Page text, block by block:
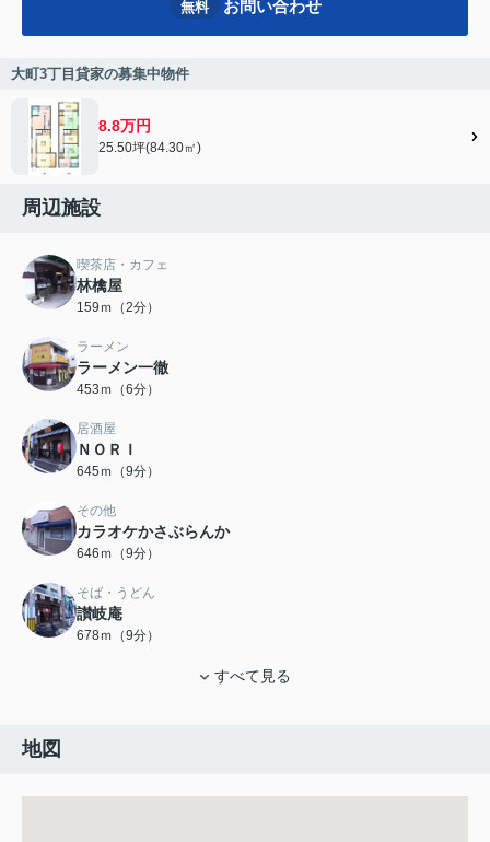
無料 お問い合わせ
大町3丁目貸家の募集中物件
8.8万円
25.50坪(84.30㎡)
周辺施設
喫茶店・カフェ
林檎屋
159ｍ（2分）
ラーメン
ラーメン一徹
453ｍ（6分）
居酒屋
ＮＯＲＩ
645ｍ（9分）
その他
カラオケかさぶらんか
646ｍ（9分）
そば・うどん
讃岐庵
678ｍ（9分）
すべて見る
地図